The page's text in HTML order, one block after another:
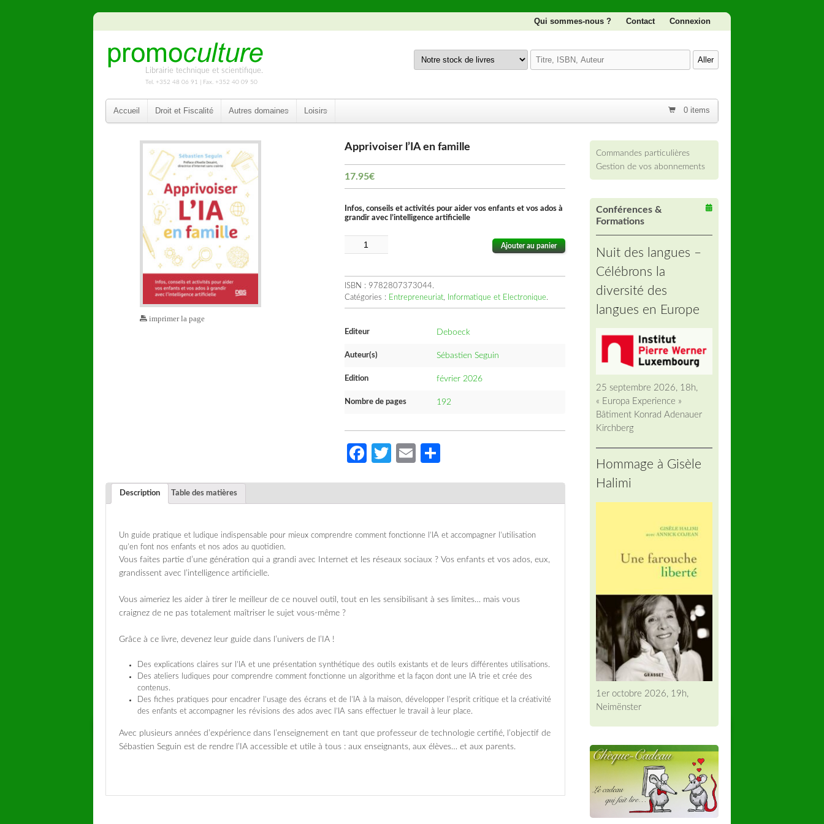
Qui sommes-nous ? Contact Connexion
Librairie technique et scientifique.
Tel. +352 48 06 91 | Fax. +352 40 09 50
0 items
Accueil Droit et Fiscalité Autres domaines Loisirs
imprimer la page
Apprivoiser l’IA en famille
17.95€
Infos, conseils et activités pour aider vos enfants et vos ados à
grandir avec l’intelligence artificielle
Ajouter au panier
ISBN : 9782807373044.
Catégories : Entrepreneuriat, Informatique et Electronique.
Editeur Deboeck
Auteur(s) Sébastien Seguin
Edition février 2026
Nombre de pages 192
Facebook
Twitter
Email
Description Table des matières
Un guide pratique et ludique indispensable pour mieux comprendre comment fonctionne l’IA et accompagner l’utilisation
qu’en font nos enfants et nos ados au quotidien.
Vous faites partie d’une génération qui a grandi avec Internet et les réseaux sociaux ? Vos enfants et vos ados, eux,
grandissent avec l’intelligence artificielle.
Vous aimeriez les aider à tirer le meilleur de ce nouvel outil, tout en les sensibilisant à ses limites… mais vous
craignez de ne pas totalement maîtriser le sujet vous-même ?
Grâce à ce livre, devenez leur guide dans l’univers de l’IA !
Des explications claires sur l’IA et une présentation synthétique des outils existants et de leurs différentes utilisations.
Des ateliers ludiques pour comprendre comment fonctionne un algorithme et la façon dont une IA trie et crée des
contenus.
Des fiches pratiques pour encadrer l’usage des écrans et de l’IA à la maison, développer l’esprit critique et la créativité
des enfants et accompagner les révisions des ados avec l’IA sans effectuer le travail à leur place.
Avec plusieurs années d’expérience dans l’enseignement en tant que professeur de technologie certifié, l’objectif de
Sébastien Seguin est de rendre l’IA accessible et utile à tous : aux enseignants, aux élèves… et aux parents.
Commandes particulières
Gestion de vos abonnements
Conférences &
Formations
Nuit des langues –
Célébrons la
diversité des
langues en Europe
25 septembre 2026, 18h,
« Europa Experience »
Bâtiment Konrad Adenauer
Kirchberg
Hommage à Gisèle
Halimi
1er octobre 2026, 19h,
Neimënster